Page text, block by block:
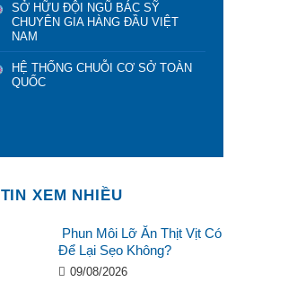
SỞ HỮU ĐỘI NGŨ BÁC SỸ
CHUYÊN GIA HÀNG ĐẦU VIỆT
NAM
HỆ THỐNG CHUỖI CƠ SỞ TOÀN
QUỐC
TIN XEM NHIỀU
Phun Môi Lỡ Ăn Thịt Vịt Có
Để Lại Sẹo Không?
09/08/2026